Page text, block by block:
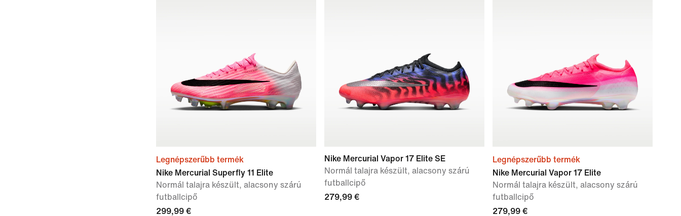
Legnépszerűbb termék
Nike Mercurial Superfly 11 Elite
Normál talajra készült, alacsony szárú
futballcipő
299,99 €
Nike Mercurial Vapor 17 Elite SE
Normál talajra készült, alacsony szárú
futballcipő
279,99 €
Legnépszerűbb termék
Nike Mercurial Vapor 17 Elite
Normál talajra készült, alacsony szárú
futballcipő
279,99 €